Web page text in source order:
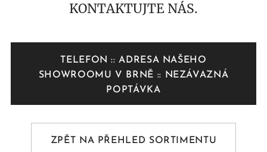
KONTAKTUJTE NÁS.
TELEFON :: ADRESA NAŠEHO
SHOWROOMU V BRNĚ :: NEZÁVAZNÁ
POPTÁVKA
ZPĚT NA PŘEHLED SORTIMENTU